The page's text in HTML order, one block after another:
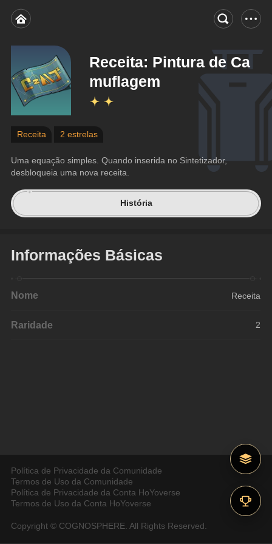
Receita: Pintura de Ca
muflagem
Receita 2 estrelas
Uma equação simples. Quando inserida no Sintetizador,
desbloqueia uma nova receita.
História
Informações Básicas
Nome Receita
Raridade 2
Política de Privacidade da Comunidade
Termos de Uso da Comunidade
Política de Privacidade da Conta HoYoverse
Termos de Uso da Conta HoYoverse
Copyright © COGNOSPHERE. All Rights Reserved.